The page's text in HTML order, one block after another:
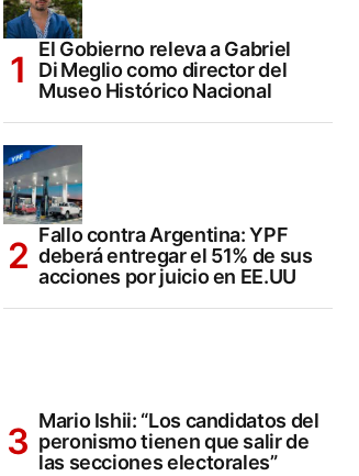
El Gobierno releva a Gabriel
Di Meglio como director del
Museo Histórico Nacional
Fallo contra Argentina: YPF
deberá entregar el 51% de sus
acciones por juicio en EE.UU
Mario Ishii: “Los candidatos del
peronismo tienen que salir de
las secciones electorales”